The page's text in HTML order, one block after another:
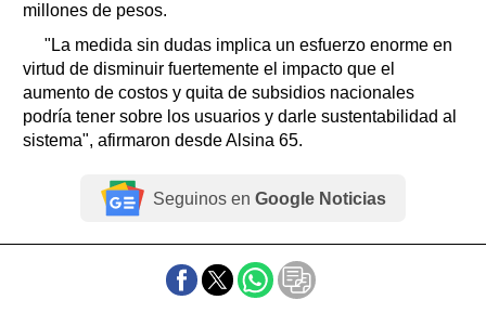
millones de pesos.
"La medida sin dudas implica un esfuerzo enorme en
virtud de disminuir fuertemente el impacto que el
aumento de costos y quita de subsidios nacionales
podría tener sobre los usuarios y darle sustentabilidad al
sistema", afirmaron desde Alsina 65.
Seguinos en Google Noticias